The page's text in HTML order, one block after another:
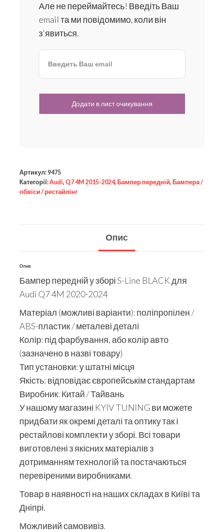
Але не переймайтесь! Введіть Ваш
email та ми повідомимо, коли він
з'явиться.
Артикул: 9475
Категорії:Audi, Q7 4M 2015-2024, Бампер передній, Бампера /
обвіси / рестайлінг
Опис
Опис
Бампер передній у зборі S-Line BLACK для
Audi Q7 4M 2020-2024
Матеріал (можливі варіанти): поліпропілен /
ABS-пластик / металеві деталі
Колір: під фарбування, або колір авто
(зазначено в назві товару)
Тип установки: у штатні місця
Якість: відповідає європейськім стандартам
Виробник: Китай / Тайвань
У нашому магазині KYIV TUNING ви можете
придбати як окремі деталі та оптику так і
рестайлові комплекти у зборі. Всі товари
виготовлені з якісних матеріалів з
дотриманням технологій та постачаються
перевіреними виробниками.
Товар в наявності на наших складах в Київі та
Дніпрі.
Можливий самовивіз.